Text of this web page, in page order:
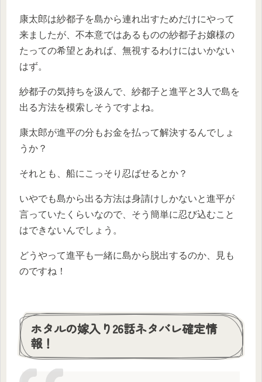
康太郎は紗都子を島から連れ出すためだけにやって
来ましたが、不本意ではあるものの紗都子お嬢様の
たっての希望とあれば、無視するわけにはいかない
はず。
紗都子の気持ちを汲んで、紗都子と進平と3人で島を
出る方法を模索しそうですよね。
康太郎が進平の分もお金を払って解決するんでしょ
うか？
それとも、船にこっそり忍ばせるとか？
いやでも島から出る方法は身請けしかないと進平が
言っていたくらいなので、そう簡単に忍び込むこと
はできないんでしょう。
どうやって進平も一緒に島から脱出するのか、見も
のですね！
ホタルの嫁入り26話ネタバレ確定情
報！